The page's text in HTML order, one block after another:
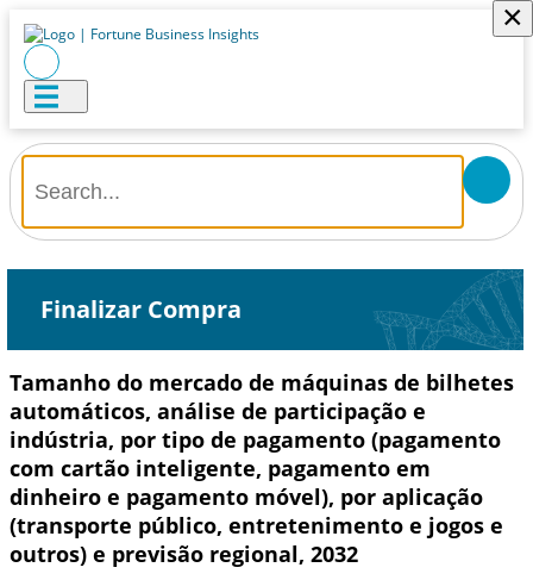
×
Finalizar Compra
Tamanho do mercado de máquinas de bilhetes
automáticos, análise de participação e
indústria, por tipo de pagamento (pagamento
com cartão inteligente, pagamento em
dinheiro e pagamento móvel), por aplicação
(transporte público, entretenimento e jogos e
outros) e previsão regional, 2032